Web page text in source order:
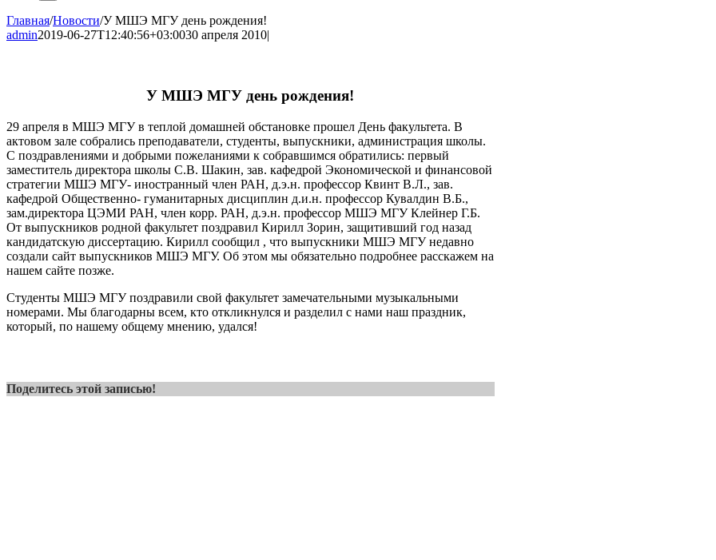
Главная/Новости/У МШЭ МГУ день рождения!
admin2019-06-27T12:40:56+03:0030 апреля 2010|
У МШЭ МГУ день рождения!
29 апреля в МШЭ МГУ в теплой домашней обстановке прошел День факультета. В
актовом зале собрались преподаватели, студенты, выпускники, администрация школы.
С поздравлениями и добрыми пожеланиями к собравшимся обратились: первый
заместитель директора школы С.В. Шакин, зав. кафедрой Экономической и финансовой
стратегии МШЭ МГУ- иностранный член РАН, д.э.н. профессор Квинт В.Л., зав.
кафедрой Общественно- гуманитарных дисциплин д.и.н. профессор Кувалдин В.Б.,
зам.директора ЦЭМИ РАН, член корр. РАН, д.э.н. профессор МШЭ МГУ Клейнер Г.Б.
От выпускников родной факультет поздравил Кирилл Зорин, защитивший год назад
кандидатскую диссертацию. Кирилл сообщил , что выпускники МШЭ МГУ недавно
создали сайт выпускников МШЭ МГУ. Об этом мы обязательно подробнее расскажем на
нашем сайте позже.
Студенты МШЭ МГУ поздравили свой факультет замечательными музыкальными
номерами. Мы благодарны всем, кто откликнулся и разделил с нами наш праздник,
который, по нашему общему мнению, удался!
Поделитесь этой записью!